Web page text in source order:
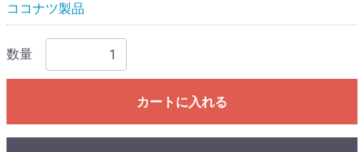
ココナツ製品
数量
カートに入れる